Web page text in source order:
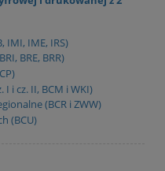
IMI, IME, IRS)
BRE, BRR)
i cz. II, BCM i WKI)
(BCR i ZWW)
(BCU)